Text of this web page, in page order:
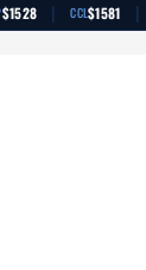
$1528 | CCL$1581 |